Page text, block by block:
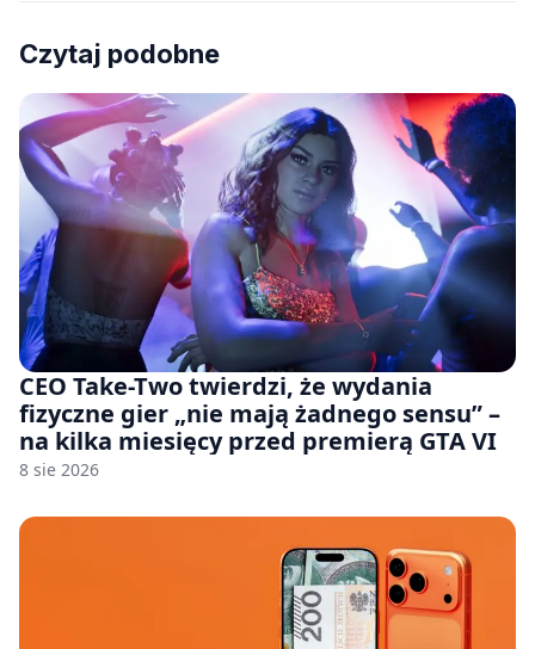
Czytaj podobne
CEO Take-Two twierdzi, że wydania
fizyczne gier „nie mają żadnego sensu” –
na kilka miesięcy przed premierą GTA VI
8 sie 2026